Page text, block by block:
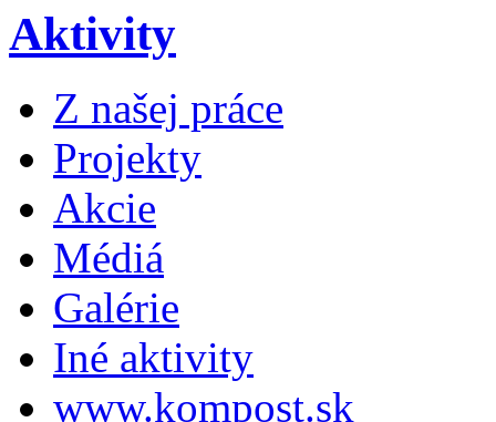
Aktivity
Z našej práce
Projekty
Akcie
Médiá
Galérie
Iné aktivity
www.kompost.sk